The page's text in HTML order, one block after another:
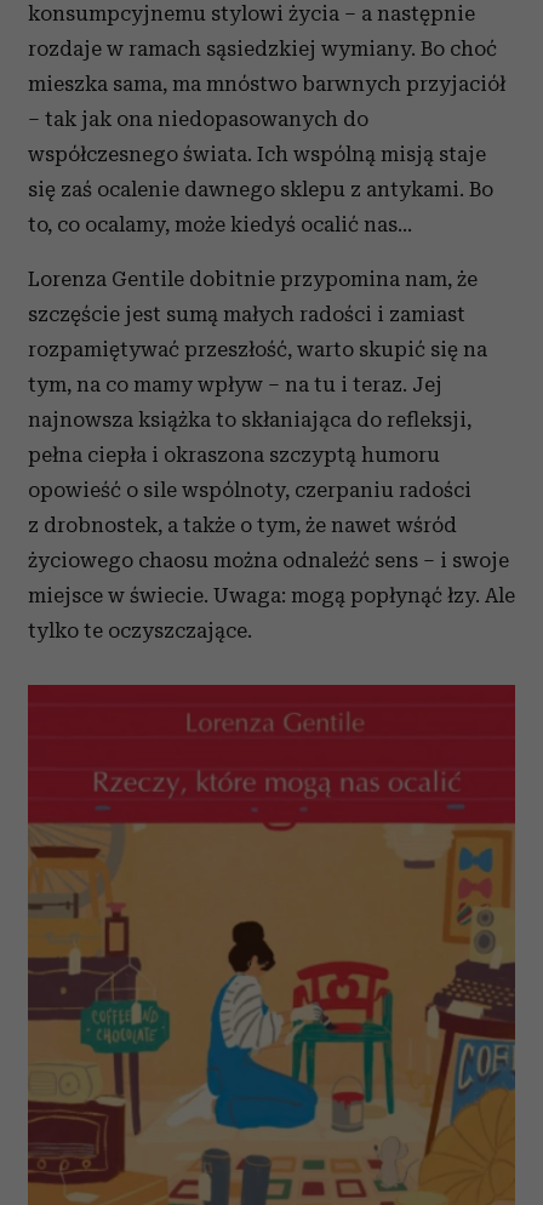
konsumpcyjnemu stylowi życia – a następnie
rozdaje w ramach sąsiedzkiej wymiany. Bo choć
mieszka sama, ma mnóstwo barwnych przyjaciół
– tak jak ona niedopasowanych do
współczesnego świata. Ich wspólną misją staje
się zaś ocalenie dawnego sklepu z antykami. Bo
to, co ocalamy, może kiedyś ocalić nas…
Lorenza Gentile dobitnie przypomina nam, że
szczęście jest sumą małych radości i zamiast
rozpamiętywać przeszłość, warto skupić się na
tym, na co mamy wpływ – na tu i teraz. Jej
najnowsza książka to skłaniająca do refleksji,
pełna ciepła i okraszona szczyptą humoru
opowieść o sile wspólnoty, czerpaniu radości
z drobnostek, a także o tym, że nawet wśród
życiowego chaosu można odnaleźć sens – i swoje
miejsce w świecie. Uwaga: mogą popłynąć łzy. Ale
tylko te oczyszczające.